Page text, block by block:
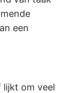
een
lijkt om veel